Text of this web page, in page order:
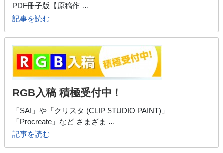
PDF冊子版【原稿作 …
記事を読む
RGB入稿 積極受付中！
「SAI」や「クリスタ (CLIP STUDIO PAINT)」
「Procreate」など さまざま …
記事を読む